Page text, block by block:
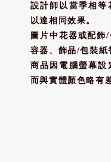
設計師以當季相等
以達相同效果。
圖片中花器或配飾
容器、飾品/包裝紙
商品因電腦螢幕設
而與實體顏色略有